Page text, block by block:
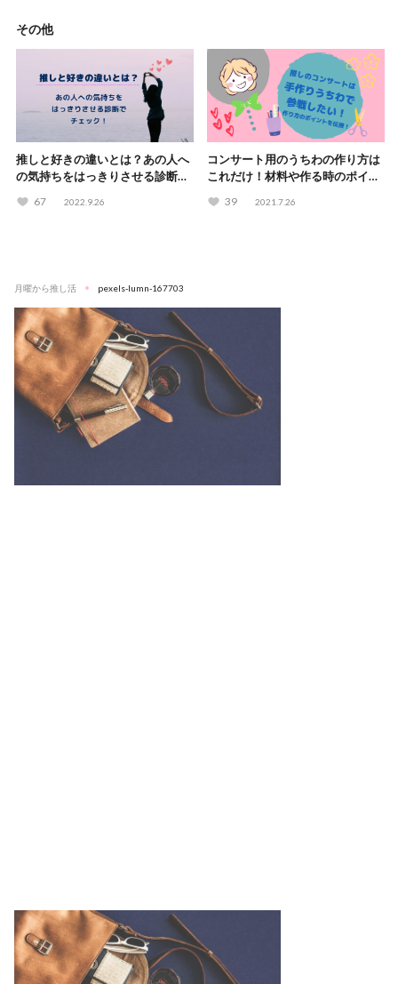
その他
推しと好きの違いとは？あの人へ
の気持ちをはっきりさせる診断で
67 2022.9.26
コンサート用のうちわの作り方は
これだけ！材料や作る時のポイン
39 2021.7.26
月曜から推し活 pexels-lumn-167703